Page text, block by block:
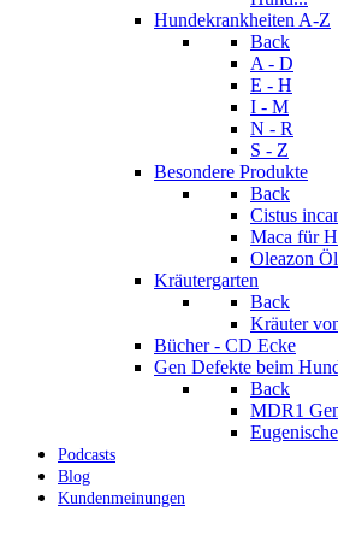
Hundekrankheiten A-Z
Back
A - D
E - H
I - M
N - R
S - Z
Besondere Produkte
Back
Cistus
Maca für
Oleazon Öl
Kräutergarten
Back
Kräuter
Bücher - CD Ecke
Gen Defekte beim
Back
MDR1
Podcasts
Blog
Kundenmeinungen